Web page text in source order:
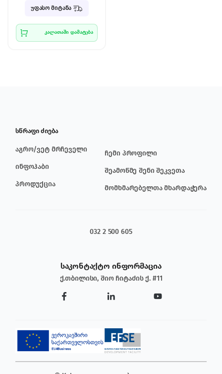
უფასო მიტანა
კალათაში დამატება
სწრაფი ძიება
აგრო/ვეტ მრჩეველი
ინფოჰაბი
პროდუქცია
ჩემი პროფილი
შეამოწმე შენი შეკვეთა
მომხმარებელთა მხარდაჭერა
032 2 500 605
საკონტაქტო ინფორმაცია
ქ.თბილისი, შიო ჩიტაძის ქ. #11